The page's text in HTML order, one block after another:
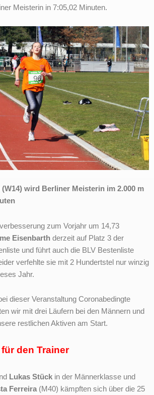
Meisterin in 7:05,02 Minuten.
wird Berliner Meisterin im 2.000 m
zum Vorjahr um 14,73
Eisenbarth derzeit auf Platz 3 der
und führt auch die BLV Bestenliste
verfehlte sie mit 2 Hundertstel nur winzig
Jahr.
dieser Veranstaltung Coronabedingte
wir mit drei Läufern bei den Männern und
restlichen Aktiven am Start.
den Trainer
Lukas Stück in der Männerklasse und
Ferreira (M40) kämpften sich über die 25